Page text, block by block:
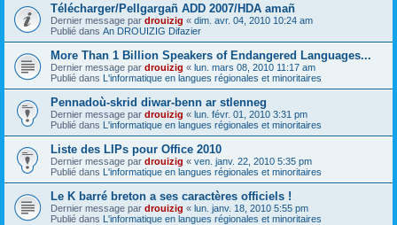
Télécharger/Pellgargañ ADD 2007/HDA amañ
Dernier message par drouizig « dim. avr. 04, 2010 10:24 am
Publié dans An DROUIZIG Difazier
More Than 1 Billion Speakers of Endangered Languages...
Dernier message par drouizig « lun. mars 08, 2010 11:17 am
Publié dans L'informatique en langues régionales et minoritaires
Pennadoù-skrid diwar-benn ar stlenneg
Dernier message par drouizig « lun. févr. 01, 2010 3:31 pm
Publié dans L'informatique en langues régionales et minoritaires
Liste des LIPs pour Office 2010
Dernier message par drouizig « ven. janv. 22, 2010 5:35 pm
Publié dans L'informatique en langues régionales et minoritaires
Le K barré breton a ses caractères officiels !
Dernier message par drouizig « lun. janv. 18, 2010 5:55 pm
Publié dans L'informatique en langues régionales et minoritaires